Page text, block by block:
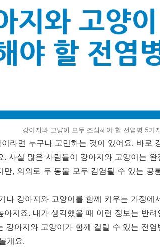
강아지와 고양이 모두 조심해야 할 전염병 5가지
라면 누구나 고민하는 것이 있어요. 바로
. 사실 많은 사람들이 강아지와 고양이는
만, 의외로 두 동물 모두 감염될 수 있는 공
나 강아지와 고양이를 함께 키우는 가정에
아지죠. 내가 생각했을 때 이런 정보는 반
강아지와 고양이가 함께 걸릴 수 있는 전
게요.